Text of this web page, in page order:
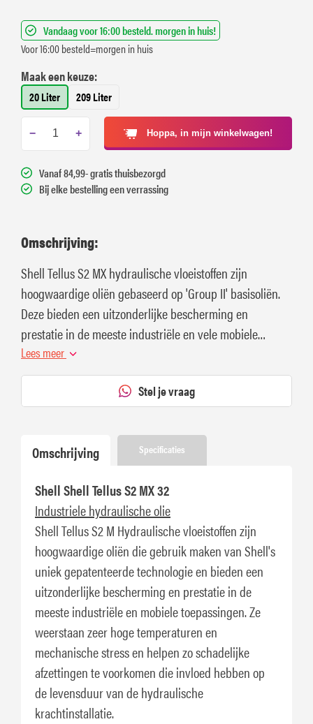
Vandaag voor 16:00 besteld. morgen in huis!
Voor 16:00 besteld=morgen in huis
Maak een keuze:
20 Liter 209 Liter
− + Hoppa, in mijn winkelwagen!
Vanaf 84,99- gratis thuisbezorgd
Bij elke bestelling een verrassing
Omschrijving:
Shell Tellus S2 MX hydraulische vloeistoffen zijn
hoogwaardige oliën gebaseerd op 'Group II' basisoliën.
Deze bieden een uitzonderlijke bescherming en
prestatie in de meeste industriële en vele mobiele
toepassingen.
Lees meer
Stel je vraag
Omschrijving Specificaties
Shell Shell Tellus S2 MX 32
Industriele hydraulische olie
Shell Tellus S2 M Hydraulische vloeistoffen zijn
hoogwaardige oliën die gebruik maken van Shell's
uniek gepatenteerde technologie en bieden een
uitzonderlijke bescherming en prestatie in de
meeste industriële en mobiele toepassingen. Ze
weerstaan zeer hoge temperaturen en
mechanische stress en helpen zo schadelijke
afzettingen te voorkomen die invloed hebben op
de levensduur van de hydraulische
krachtinstallatie.